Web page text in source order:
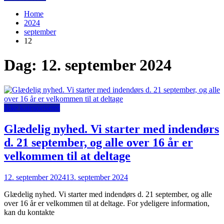
Home
2024
september
12
Dag: 12. september 2024
Ikke kategoriseret
Glædelig nyhed. Vi starter med indendørs
d. 21 september, og alle over 16 år er
velkommen til at deltage
12. september 202413. september 2024
Glædelig nyhed. Vi starter med indendørs d. 21 september, og alle
over 16 år er velkommen til at deltage. For ydeligere information,
kan du kontakte